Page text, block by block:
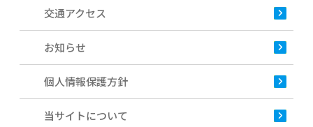
交通アクセス
お知らせ
個人情報保護方針
当サイトについて